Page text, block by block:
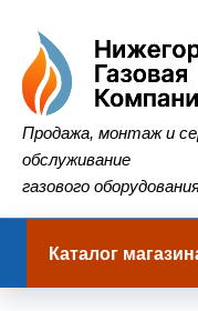
Нижегородская
Продажа, монтаж и
обслуживание
газового
Каталог